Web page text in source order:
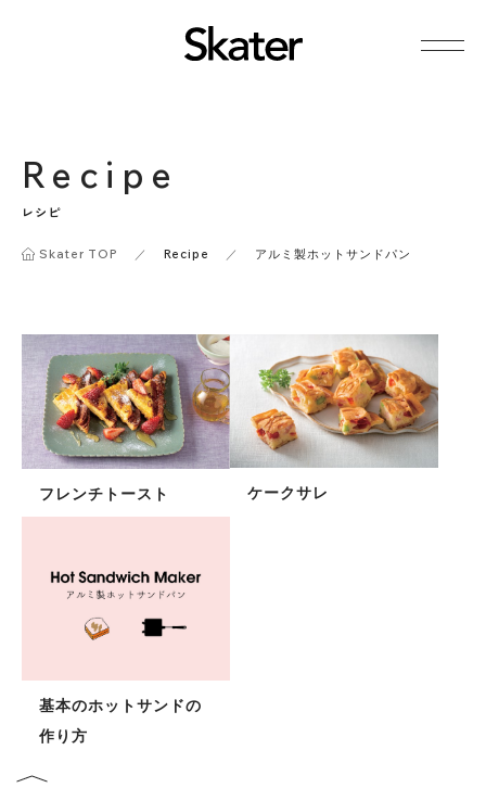
Recipe
レシピ
Skater TOP ／ Recipe ／ アルミ製ホットサンドパン
フレンチトースト ケークサレ
基本のホットサンドの
作り方